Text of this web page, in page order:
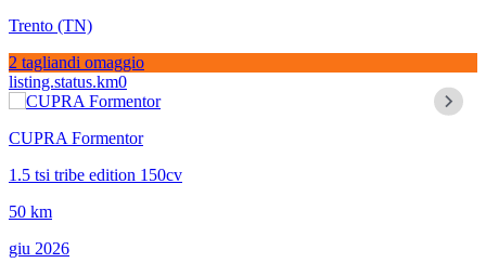
Trento (TN)
2 tagliandi omaggio
listing.status.km0
CUPRA Formentor
1.5 tsi tribe edition 150cv
50 km
giu 2026